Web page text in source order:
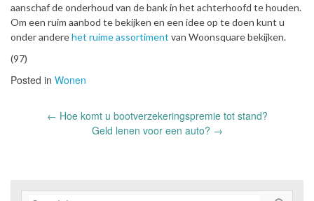
aanschaf de onderhoud van de bank in het achterhoofd te houden.
Om een ruim aanbod te bekijken en een idee op te doen kunt u
onder anderehet ruime assortiment van Woonsquare bekijken.
(97)
Posted in Wonen
← Hoe komt u bootverzekeringspremie tot stand?
Geld lenen voor een auto? →